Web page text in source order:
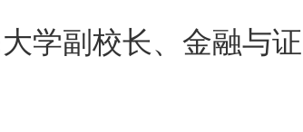
学副校长、金融与